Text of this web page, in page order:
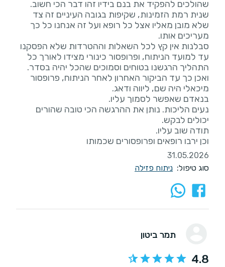
שנית רמת הזמינות, שקיפות בגובה העיניים זה צד
שלא מובן מאליו אצל כל רופא ועל זה אנחנו כל כך
סבלנות אין קץ לכל השאלות וההטרדות שלא הפסקנו
עד למועד הניתוח, ופרופסור כינורי מצידו לאורך כל
ואכן כך עד הביקור האחרון לאחר הניתוח, פרופסור
נעים הליכות. נותן את ההרגשה הכי טובה שהורים
וכן ירבו רופאים ופרופסורים שכמותו
31.05.2026
סוג טיפול: ניתוח פזילה
תמר ביטון
4.8